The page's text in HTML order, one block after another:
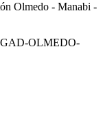
Olmedo - Manabi -
GAD-OLMEDO-